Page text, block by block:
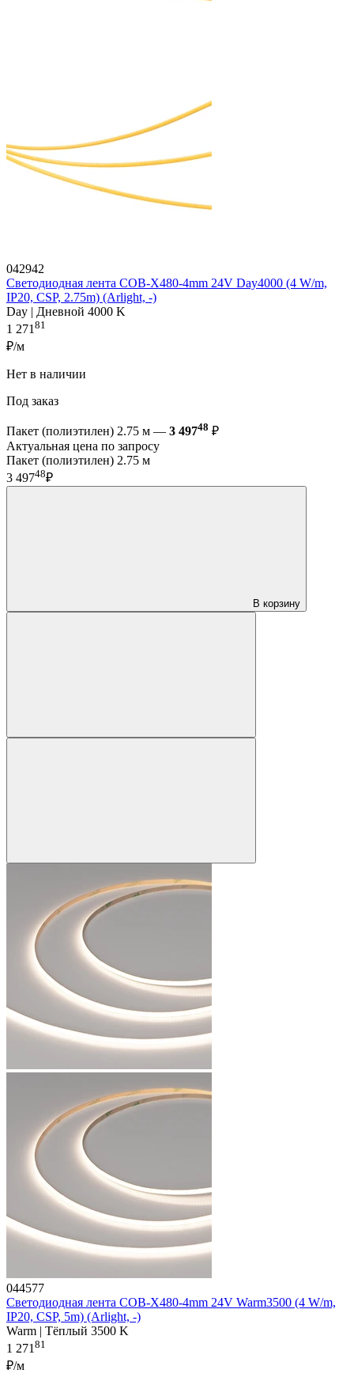
042942
Светодиодная лента COB-X480-4mm 24V Day4000 (4 W/m,
IP20, CSP, 2.75m) (Arlight, -)
Day | Дневной 4000 K
1 27181
₽/м
Нет в наличии
Под заказ
Пакет (полиэтилен) 2.75 м — 3 49748 ₽
Актуальная цена по запросу
Пакет (полиэтилен) 2.75 м
3 49748₽
В корзину
044577
Светодиодная лента COB-X480-4mm 24V Warm3500 (4 W/m,
IP20, CSP, 5m) (Arlight, -)
Warm | Тёплый 3500 K
1 27181
₽/м